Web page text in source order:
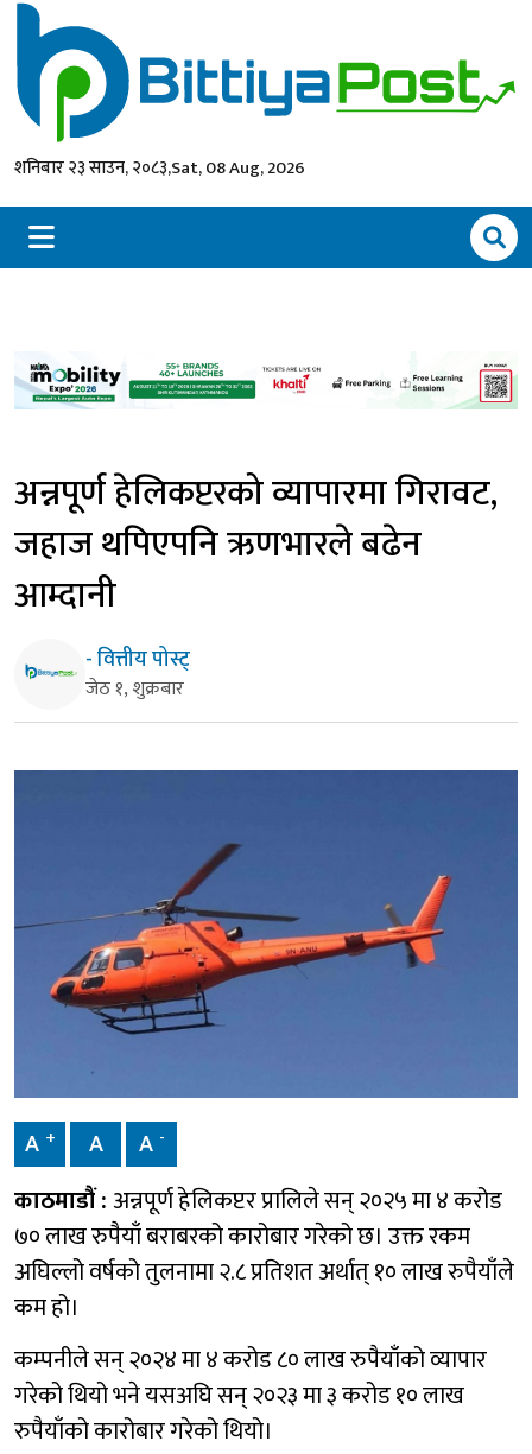
शनिबार २३ साउन, २०८३,Sat, 08 Aug, 2026
अन्नपूर्ण हेलिकप्टरको व्यापारमा गिरावट,
जहाज थपिएपनि ऋणभारले बढेन
आम्दानी
- वित्तीय पोस्ट्
जेठ १, शुक्रबार
A + A A -
काठमाडौं :अन्नपूर्ण हेलिकप्टर प्रालिले सन् २०२५ मा ४ करोड
७० लाख रुपैयाँ बराबरको कारोबार गरेको छ। उक्त रकम
अघिल्लो वर्षको तुलनामा २.८ प्रतिशत अर्थात् १० लाख रुपैयाँले
कम हो।
कम्पनीले सन् २०२४ मा ४ करोड ८० लाख रुपैयाँको व्यापार
गरेको थियो भने यसअघि सन् २०२३ मा ३ करोड १० लाख
रुपैयाँको कारोबार गरेको थियो।